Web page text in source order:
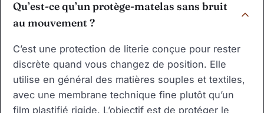
Qu’est-ce qu’un protège-matelas sans bruit
au mouvement ?
C’est une protection de literie conçue pour rester
discrète quand vous changez de position. Elle
utilise en général des matières souples et textiles,
avec une membrane technique fine plutôt qu’un
film plastifié rigide. L’objectif est de protéger le